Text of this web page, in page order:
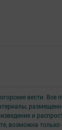
вести. Все
и
возможна